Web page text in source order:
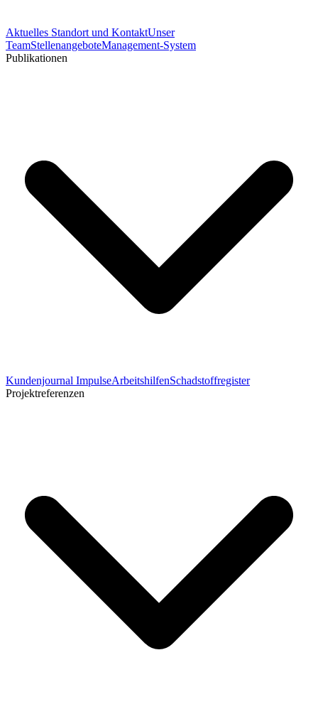
Aktuelles Standort und KontaktUnser
TeamStellenangeboteManagement-System
Publikationen
Kundenjournal ImpulseArbeitshilfenSchadstoffregister
Projektreferenzen